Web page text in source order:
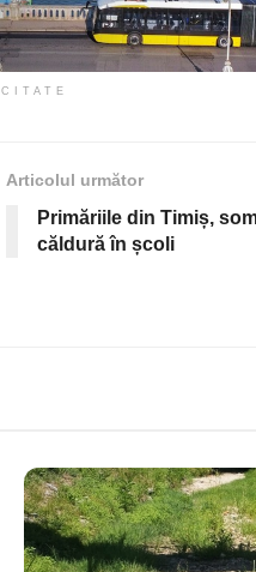
Articolul următor
Primăriile din Timiș,
căldură în școli